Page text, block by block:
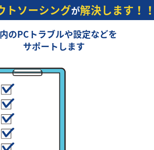
トソーシングが解決します！
のPCトラブルや設定などを
サポートします